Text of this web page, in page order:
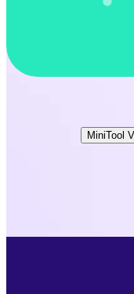
MiniTool